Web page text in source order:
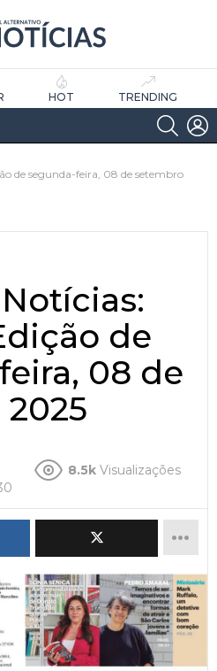
HOT TRENDING
de segunda-feira, 08 de setembro
de
08 de
8.5k Visualizações